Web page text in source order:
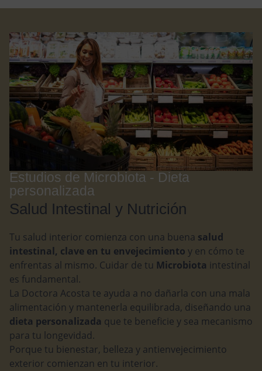
Estudios de Microbiota - Dieta
personalizada
Salud Intestinal y Nutrición
Tu salud interior comienza con una buena salud
intestinal, clave en tu envejecimiento y en cómo te
enfrentas al mismo. Cuidar de tu Microbiota intestinal
es fundamental.
La Doctora Acosta te ayuda a no dañarla con una mala
alimentación y mantenerla equilibrada, diseñando una
dieta personalizada que te beneficie y sea mecanismo
para tu longevidad.
Porque tu bienestar, belleza y antienvejecimiento
exterior comienzan en tu interior.